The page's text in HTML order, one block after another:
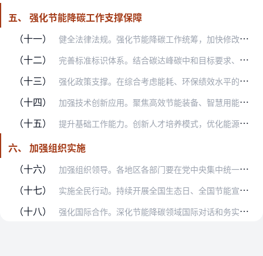
五、 强化节能降碳工作支撑保障
（十一）
健全法律法规。强化节能降碳工作统筹，加快修改节约能源法。修改颁布可再生能源法。做好民用建筑节能条例、公共机构节能条例等行政法规修订工作，完善节能监察、能效标识等…
（十二） 完善标准标识体系。结合碳达峰碳中和目标要求、产业发展需求和技术进步实际，加快完善重点行业能耗和碳排放限额、重点用能产品设备能效等标准，逐步提高指标要求。围绕新领…
（十三） 强化政策支撑。在综合考虑能耗、环保绩效水平的基础上研究完善工业重点领域差别化电价政策，优化居民阶梯电价制度，健全分时电价机制。完善实施高耗能产品出口调控政策。发…
（十四） 加强技术创新应用。聚焦高效节能装备、智慧用能、重点行业节能降碳等领域，培育一批科技创新平台基地，加大国家重点研发计划支持力度，强化关键核心技术攻关。完善市场导向…
（十五） 提升基础工作能力。创新人才培养模式，优化能源管理、节能降碳领域相关学科专业设置和人才评价体系，完善相关职业标准，深化产教融合、科教融汇。强化政府部门、执法机构、…
六、 加强组织实施
（十六）
加强组织领导。各地区各部门要在党中央集中统一领导下，加强统筹谋划，注重系统施策，结合实际抓好本意见贯彻落实。各级领导干部要树立和践行正确政绩观，扎实推进本地区本…
（十七） 实施全民行动。持续开展全国生态日、全国节能宣传周、全国低碳日等活动，倡导简约适度、绿色低碳、文明健康的生活理念和消费方式，切实增强全社会节能降碳内生动力。广大党…
（十八） 强化国际合作。深化节能降碳领域国际对话和务实合作，拓展对话合作渠道，积极参与引领国际治理，大力宣传中国绿色转型成效。借鉴国际先进经验，加强节能降碳技术合作，支持…